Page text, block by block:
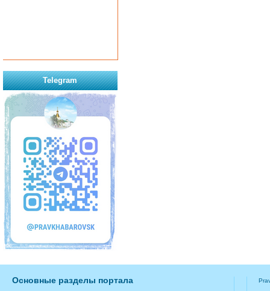
Telegram
Основные разделы портала